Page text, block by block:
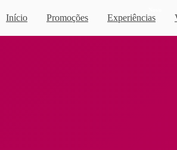
Início Promoções Experiências